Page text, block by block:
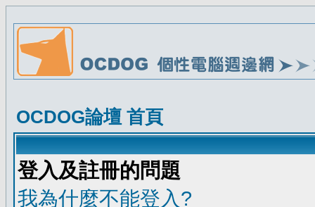
OCDOG論壇 首頁
登入及註冊的問題
我為什麼不能登入?